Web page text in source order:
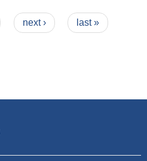
next › last »